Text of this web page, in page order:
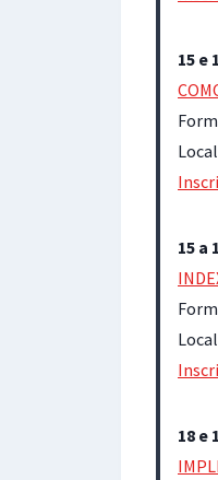
15 e
15 a
18 e